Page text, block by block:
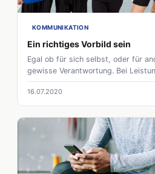
KOMMUNIKATION
Ein richtiges Vorbild sein
Egal ob für sich selbst, oder für
gewisse Verantwortung. Bei
nochmal extremer. Denn sie
Vorbildfunktion ein. Deshalb ist es
achten, wie man sich präsentiert.
16.07.2020